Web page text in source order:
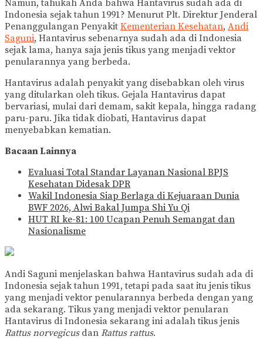
Namun, tahukah Anda bahwa Hantavirus sudah ada di
Indonesia sejak tahun 1991? Menurut Plt. Direktur Jenderal
Penanggulangan Penyakit Kementerian Kesehatan, Andi
Saguni, Hantavirus sebenarnya sudah ada di Indonesia
sejak lama, hanya saja jenis tikus yang menjadi vektor
penularannya yang berbeda.
Hantavirus adalah penyakit yang disebabkan oleh virus
yang ditularkan oleh tikus. Gejala Hantavirus dapat
bervariasi, mulai dari demam, sakit kepala, hingga radang
paru-paru. Jika tidak diobati, Hantavirus dapat
menyebabkan kematian.
Bacaan Lainnya
Evaluasi Total Standar Layanan Nasional BPJS
Kesehatan Didesak DPR
Wakil Indonesia Siap Berlaga di Kejuaraan Dunia
BWF 2026, Alwi Bakal Jumpa Shi Yu Qi
HUT RI ke-81: 100 Ucapan Penuh Semangat dan
Nasionalisme
Andi Saguni menjelaskan bahwa Hantavirus sudah ada di
Indonesia sejak tahun 1991, tetapi pada saat itu jenis tikus
yang menjadi vektor penularannya berbeda dengan yang
ada sekarang. Tikus yang menjadi vektor penularan
Hantavirus di Indonesia sekarang ini adalah tikus jenis
Rattus norvegicusdan Rattus rattus.